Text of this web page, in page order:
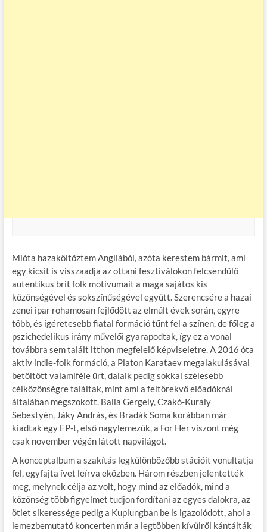
Mióta hazaköltöztem Angliából, azóta kerestem bármit, ami
egy kicsit is visszaadja az ottani fesztiválokon felcsendülő
autentikus brit folk motívumait a maga sajátos kis
közönségével és sokszínűségével együtt. Szerencsére a hazai
zenei ipar rohamosan fejlődött az elmúlt évek során, egyre
több, és ígéretesebb fiatal formáció tűnt fel a színen, de főleg a
pszichedelikus irány művelői gyarapodtak, így ez a vonal
továbbra sem talált itthon megfelelő képviseletre. A 2016 óta
aktív indie-folk formáció, a Platon Karataev megalakulásával
betöltött valamiféle űrt, dalaik pedig sokkal szélesebb
célközönségre találtak, mint ami a feltörekvő előadóknál
általában megszokott. Balla Gergely, Czakó-Kuraly
Sebestyén, Jáky András, és Bradák Soma korábban már
kiadtak egy EP-t, első nagylemezük, a For Her viszont még
csak november végén látott napvilágot.
A konceptalbum a szakítás legkülönbözőbb stációit vonultatja
fel, egyfajta ívet leírva eközben. Három részben jelentették
meg, melynek célja az volt, hogy mind az előadók, mind a
közönség több figyelmet tudjon fordítani az egyes dalokra, az
ötlet sikeressége pedig a Kuplungban be is igazolódott, ahol a
lemezbemutató koncerten már a legtöbben kívülről kántálták